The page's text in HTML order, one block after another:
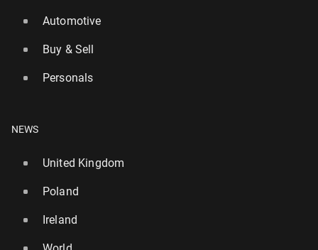
Automotive
Buy & Sell
Personals
NEWS
United Kingdom
Poland
Ireland